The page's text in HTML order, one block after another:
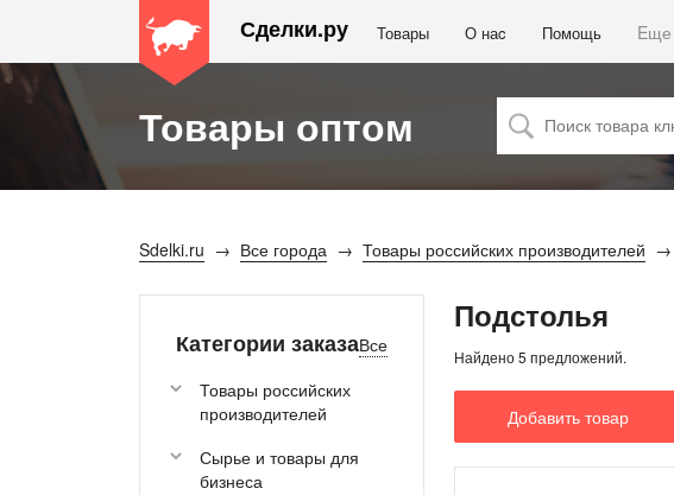
Сделки.ру Товары О наc Помощь Eще
Товары оптом
Sdelki.ru Все города Товары российских производителей
Категории заказаВсе
Товары российских
производителей
Сырье и товары для
бизнеса
Подстолья
Найдено 5 предложений.
Добавить товар